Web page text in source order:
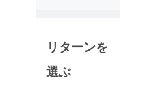
リターンを
選ぶ